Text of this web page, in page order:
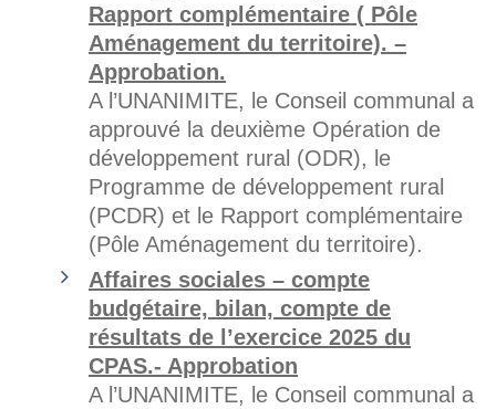
Rapport complémentaire ( Pôle
Aménagement du territoire). –
Approbation.
A l’UNANIMITE, le Conseil communal a
approuvé la deuxième Opération de
développement rural (ODR), le
Programme de développement rural
(PCDR) et le Rapport complémentaire
(Pôle Aménagement du territoire).
Affaires sociales – compte
budgétaire, bilan, compte de
résultats de l’exercice 2025 du
CPAS.- Approbation
A l’UNANIMITE, le Conseil communal a